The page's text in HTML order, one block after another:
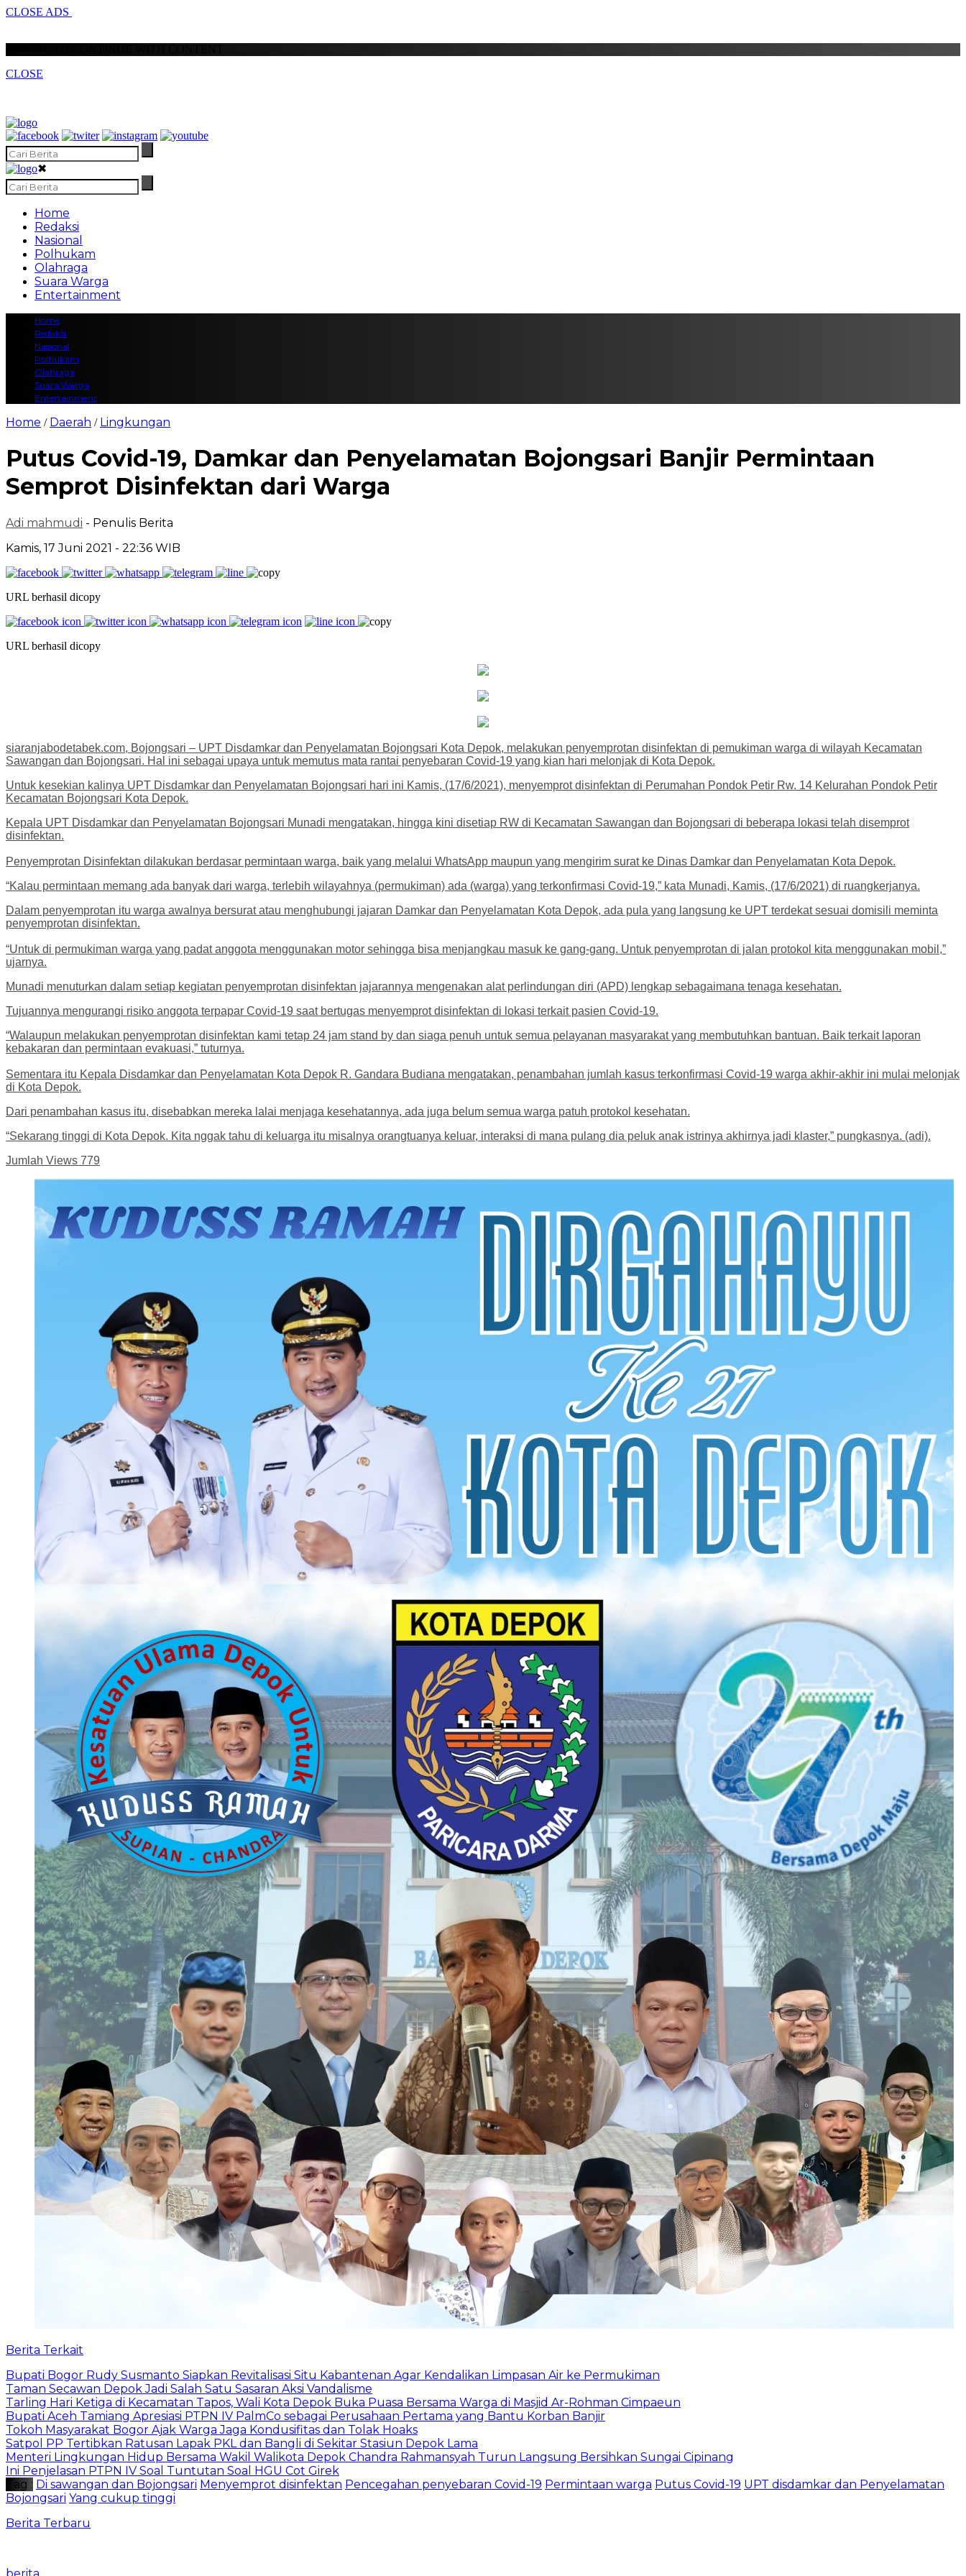
CLOSE ADS
CLOSE
✖
Home
Redaksi
Nasional
Polhukam
Olahraga
Suara Warga
Entertainment
Home
Redaksi
Nasional
Polhukam
Olahraga
Suara Warga
Entertainment
Home / Daerah / Lingkungan
Putus Covid-19, Damkar dan Penyelamatan Bojongsari Banjir Permintaan
Semprot Disinfektan dari Warga
Adi mahmudi - Penulis Berita
Kamis, 17 Juni 2021 - 22:36 WIB
URL berhasil dicopy
URL berhasil dicopy
siaranjabodetabek.com, Bojongsari – UPT Disdamkar dan Penyelamatan Bojongsari Kota Depok, melakukan penyemprotan disinfektan di pemukiman warga di wilayah Kecamatan
Sawangan dan Bojongsari. Hal ini sebagai upaya untuk memutus mata rantai penyebaran Covid-19 yang kian hari melonjak di Kota Depok.
Untuk kesekian kalinya UPT Disdamkar dan Penyelamatan Bojongsari hari ini Kamis, (17/6/2021), menyemprot disinfektan di Perumahan Pondok Petir Rw. 14 Kelurahan Pondok Petir
Kecamatan Bojongsari Kota Depok.
Kepala UPT Disdamkar dan Penyelamatan Bojongsari Munadi mengatakan, hingga kini disetiap RW di Kecamatan Sawangan dan Bojongsari di beberapa lokasi telah disemprot
disinfektan.
Penyemprotan Disinfektan dilakukan berdasar permintaan warga, baik yang melalui WhatsApp maupun yang mengirim surat ke Dinas Damkar dan Penyelamatan Kota Depok.
“Kalau permintaan memang ada banyak dari warga, terlebih wilayahnya (permukiman) ada (warga) yang terkonfirmasi Covid-19,” kata Munadi, Kamis, (17/6/2021) di ruangkerjanya.
Dalam penyemprotan itu warga awalnya bersurat atau menghubungi jajaran Damkar dan Penyelamatan Kota Depok, ada pula yang langsung ke UPT terdekat sesuai domisili meminta
penyemprotan disinfektan.
“Untuk di permukiman warga yang padat anggota menggunakan motor sehingga bisa menjangkau masuk ke gang-gang. Untuk penyemprotan di jalan protokol kita menggunakan mobil,”
ujarnya.
Munadi menuturkan dalam setiap kegiatan penyemprotan disinfektan jajarannya mengenakan alat perlindungan diri (APD) lengkap sebagaimana tenaga kesehatan.
Tujuannya mengurangi risiko anggota terpapar Covid-19 saat bertugas menyemprot disinfektan di lokasi terkait pasien Covid-19.
“Walaupun melakukan penyemprotan disinfektan kami tetap 24 jam stand by dan siaga penuh untuk semua pelayanan masyarakat yang membutuhkan bantuan. Baik terkait laporan
kebakaran dan permintaan evakuasi,” tuturnya.
Sementara itu Kepala Disdamkar dan Penyelamatan Kota Depok R. Gandara Budiana mengatakan, penambahan jumlah kasus terkonfirmasi Covid-19 warga akhir-akhir ini mulai melonjak
di Kota Depok.
Dari penambahan kasus itu, disebabkan mereka lalai menjaga kesehatannya, ada juga belum semua warga patuh protokol kesehatan.
“Sekarang tinggi di Kota Depok. Kita nggak tahu di keluarga itu misalnya orangtuanya keluar, interaksi di mana pulang dia peluk anak istrinya akhirnya jadi klaster,” pungkasnya. (adi).
Jumlah Views 779
Berita Terkait
Bupati Bogor Rudy Susmanto Siapkan Revitalisasi Situ Kabantenan Agar Kendalikan Limpasan Air ke Permukiman
Taman Secawan Depok Jadi Salah Satu Sasaran Aksi Vandalisme
Tarling Hari Ketiga di Kecamatan Tapos, Wali Kota Depok Buka Puasa Bersama Warga di Masjid Ar-Rohman Cimpaeun
Bupati Aceh Tamiang Apresiasi PTPN IV PalmCo sebagai Perusahaan Pertama yang Bantu Korban Banjir
Tokoh Masyarakat Bogor Ajak Warga Jaga Kondusifitas dan Tolak Hoaks
Satpol PP Tertibkan Ratusan Lapak PKL dan Bangli di Sekitar Stasiun Depok Lama
Menteri Lingkungan Hidup Bersama Wakil Walikota Depok Chandra Rahmansyah Turun Langsung Bersihkan Sungai Cipinang
Ini Penjelasan PTPN IV Soal Tuntutan Soal HGU Cot Girek
Tag : Di sawangan dan Bojongsari Menyemprot disinfektan Pencegahan penyebaran Covid-19 Permintaan warga Putus Covid-19 UPT disdamkar dan Penyelamatan
Bojongsari Yang cukup tinggi
Berita Terbaru